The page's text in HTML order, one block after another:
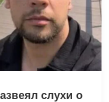
слухи о